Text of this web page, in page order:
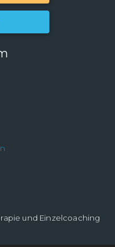
und Einzelcoaching